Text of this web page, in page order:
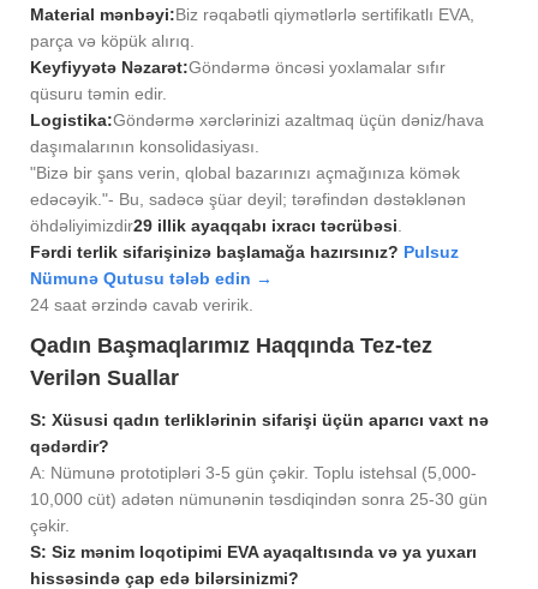
Material mənbəyi:Biz rəqabətli qiymətlərlə sertifikatlı EVA,
parça və köpük alırıq.
Keyfiyyətə Nəzarət:Göndərmə öncəsi yoxlamalar sıfır
qüsuru təmin edir.
Logistika:Göndərmə xərclərinizi azaltmaq üçün dəniz/hava
daşımalarının konsolidasiyası.
"Bizə bir şans verin, qlobal bazarınızı açmağınıza kömək
edəcəyik."- Bu, sadəcə şüar deyil; tərəfindən dəstəklənən
öhdəliyimizdir29 illik ayaqqabı ixracı təcrübəsi
Fərdi terlik sifarişinizə başlamağa hazırsınız? Pulsuz
Nümunə Qutusu tələb edin →
24 saat ərzində cavab veririk.
Qadın Başmaqlarımız Haqqında Tez-tez
Verilən Suallar
S: Xüsusi qadın terliklərinin sifarişi üçün aparıcı vaxt nə
qədərdir?
A: Nümunə prototipləri 3-5 gün çəkir. Toplu istehsal (5,000-
10,000 cüt) adətən nümunənin təsdiqindən sonra 25-30 gün
çəkir.
S: Siz mənim loqotipimi EVA ayaqaltısında və ya yuxarı
hissəsində çap edə bilərsinizmi?